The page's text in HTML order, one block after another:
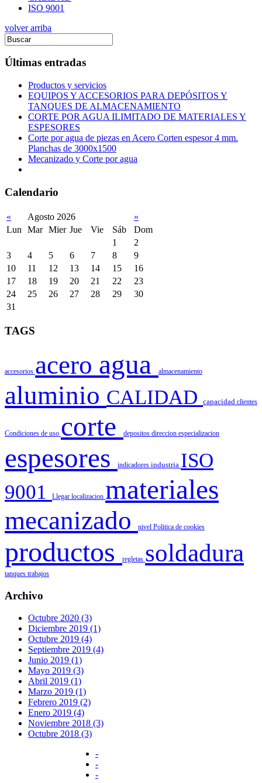
ISO 9001
volver arriba
Últimas entradas
Productos y servicios
EQUIPOS Y ACCESORIOS PARA DEPÓSITOS Y
TANQUES DE ALMACENAMIENTO
CORTE POR AGUA ILIMITADO DE MATERIALES Y
ESPESORES
Corte por agua de piezas en Acero Corten espesor 4 mm.
Planchas de 3000x1500
Mecanizado y Corte por agua
Calendario
« Agosto 2026
»
Lun
Mar Mier Jue Vie Sáb
Dom
1
2
3
4 5 6 7 8
9
10
11 12 13 14 15
16
17
18 19 20 21 22
23
24
25 26 27 28 29
30
31
TAGS
accesorios acero agua almacenamiento
aluminio CALIDAD capacidad clientes
Condiciones de uso corte depositos direccion especializacion
espesores indicadores industria ISO
9001
Llegar localizacion materiales
mecanizado nivel Politica de cookies
productos regletas soldadura
tanques trabajos
Archivo
Octubre 2020 (3)
Diciembre 2019 (1)
Octubre 2019 (4)
Septiembre 2019 (4)
Junio 2019 (1)
Mayo 2019 (3)
Abril 2019 (1)
Marzo 2019 (1)
Febrero 2019 (2)
Enero 2019 (4)
Noviembre 2018 (3)
Octubre 2018 (3)
-
-
-